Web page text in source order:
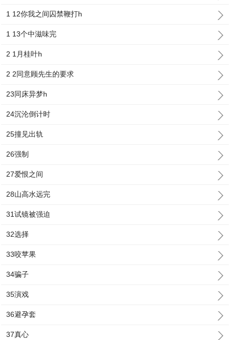
1 12你我之间囚禁鞭打h
1 13个中滋味完
2 1月桂叶h
2 2同意顾先生的要求
23同床异梦h
24沉沦倒计时
25撞见出轨
26强制
27爱恨之间
28山高水远完
31试镜被强迫
32选择
33咬苹果
34骗子
35演戏
36避孕套
37真心